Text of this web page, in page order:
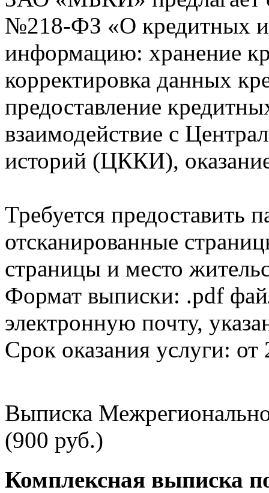
№218-ФЗ «О кредитных
информацию: хранение
корректировка данных
предоставление
взаимодействие с
историй (ЦККИ),
Требуется предоставить
отсканированные
страницы и место
Формат выписки: .pdf
электронную почту,
Срок оказания услуги: от
Выписка
(900 руб.)
Комплексная выписка